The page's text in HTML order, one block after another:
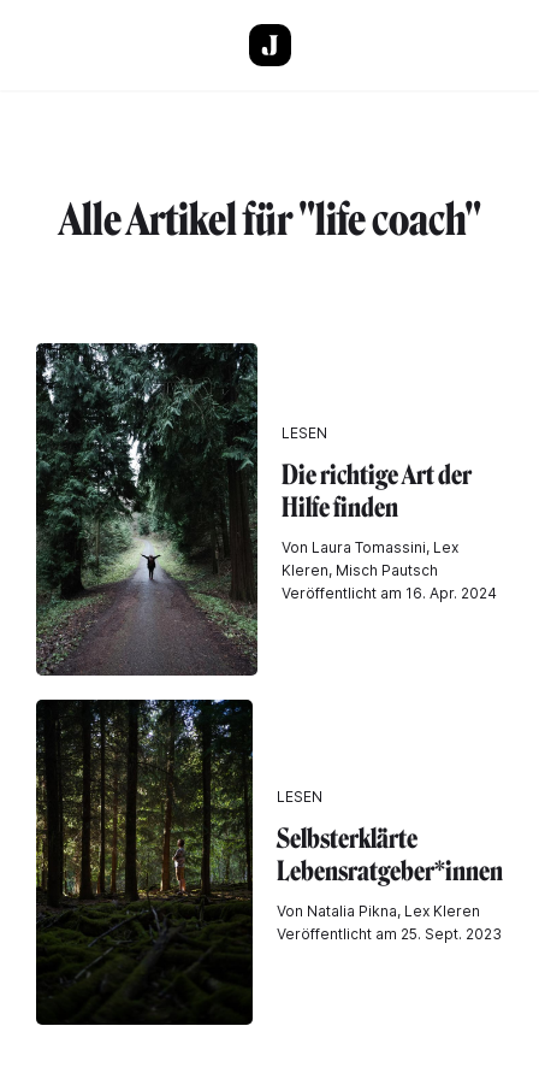
Alle Artikel für "life coach"
LESEN
Die richtige Art der
Hilfe finden
Von Laura Tomassini, Lex
Kleren, Misch Pautsch
Veröffentlicht am 16. Apr. 2024
LESEN
Selbsterklärte
Lebensratgeber*innen
Von Natalia Pikna, Lex Kleren
Veröffentlicht am 25. Sept. 2023